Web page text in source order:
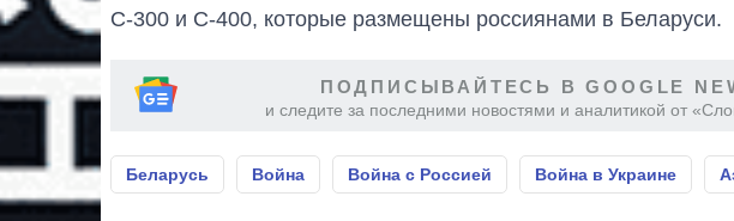
С-300 и С-400, которые размещены россиянами в Беларуси.
ПОДПИСЫВАЙТЕСЬ В GOOGLE
и следите за последними новостями и аналитикой от
Беларусь Война Война с Россией Война в Украине